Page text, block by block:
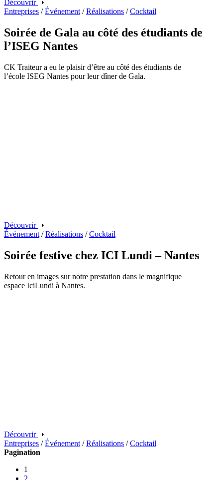
Découvrir
Entreprises /Événement/Réalisations /Cocktail
Soirée de Gala au côté des étudiants de
l’ISEG Nantes
CK Traiteur a eu le plaisir d’être au côté des étudiants de
l’école ISEG Nantes pour leur dîner de Gala.
Découvrir
Événement /Réalisations /Cocktail
Soirée festive chez ICI Lundi – Nantes
Retour en images sur notre prestation dans le magnifique
espace IciLundi à Nantes.
Découvrir
Entreprises /Événement /Réalisations /Cocktail
Pagination
1
2